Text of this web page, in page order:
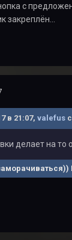
с
закреплён...
в 21:07, valefus
делает на